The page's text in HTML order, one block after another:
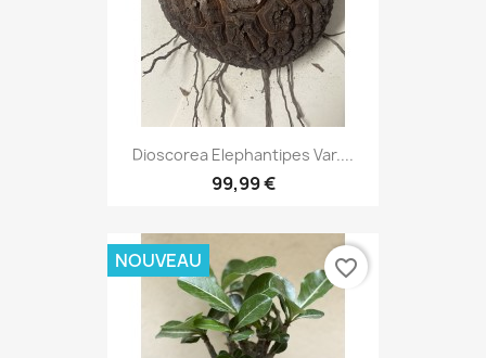
Dioscorea Elephantipes Var....
99,99 €
NOUVEAU favorite_border